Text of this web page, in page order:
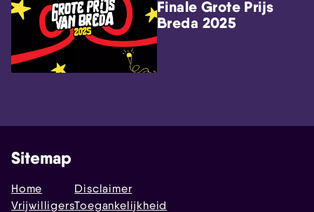
Finale Grote Prijs
Breda 2025
Sitemap
Home
Vrijwilligers
Disclaimer
Toegankelijkheid